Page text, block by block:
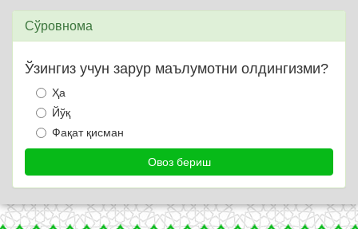
Сўровнома
Ўзингиз учун зарур маълумотни олдингизми?
Ҳа
Йўқ
Фақат қисман